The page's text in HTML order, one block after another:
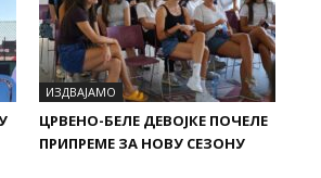
ИЗДВАЈАМО
ЦРВЕНО-БЕЛЕ ДЕВОЈКЕ ПОЧЕЛЕ
ПРИПРЕМЕ ЗА НОВУ СЕЗОНУ